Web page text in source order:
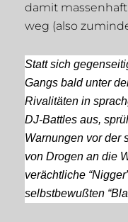
damit
weg (also
Statt sich
Gangs bald unter
Rivalitäten in
DJ-Battles aus,
Warnungen vor der
von Drogen an die
verächtliche
selbstbewußten